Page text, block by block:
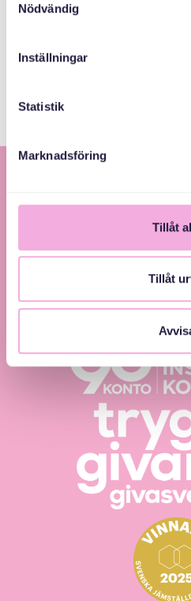
Nödvändig
Inställningar
Statistik
Marknadsföring
Tillåt
Tillåt
Svenska med baby –
och